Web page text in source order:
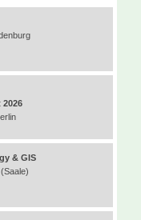
2026
& GIS